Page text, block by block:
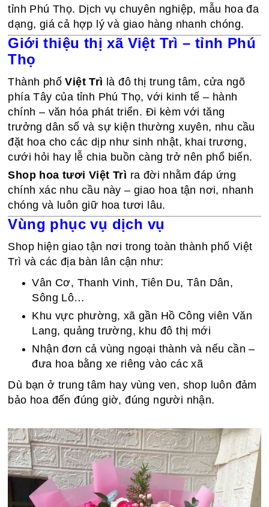
tỉnh Phú Thọ. Dịch vụ chuyên nghiệp, mẫu hoa đa
dạng, giá cả hợp lý và giao hàng nhanh chóng.
Giới thiệu thị xã Việt Trì – tỉnh Phú
Thọ
Thành phốViệt Trì là đô thị trung tâm, cửa ngõ
phía Tây của tỉnh Phú Thọ, với kinh tế – hành
chính – văn hóa phát triển. Đi kèm với tăng
trưởng dân số và sự kiện thường xuyên, nhu cầu
đặt hoa cho các dịp như sinh nhật, khai trương,
cưới hỏi hay lễ chia buồn càng trở nên phổ biến.
Shop hoa tươi Việt Trì ra đời nhằm đáp ứng
chính xác nhu cầu này – giao hoa tận nơi, nhanh
chóng và luôn giữ hoa tươi lâu.
Vùng phục vụ dịch vụ
Shop hiện giao tận nơi trong toàn thành phố Việt
Trì và các địa bàn lân cận như:
Vân Cơ, Thanh Vinh, Tiên Du, Tân Dân,
Sông Lô…
Khu vực phường, xã gần Hồ Công viên Văn
Lang, quảng trường, khu đô thị mới
Nhận đơn cả vùng ngoại thành và nếu cần –
đưa hoa bằng xe riêng vào các xã
Dù bạn ở trung tâm hay vùng ven, shop luôn đảm
bảo hoa đến đúng giờ, đúng người nhận.